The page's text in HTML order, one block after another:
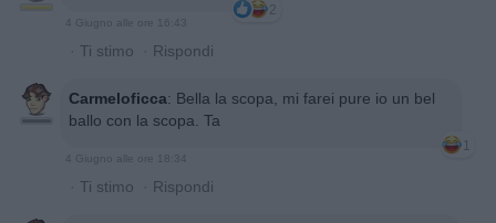
2
4 Giugno alle ore 16:43
· Ti stimo · Rispondi
Carmeloficca: Bella la scopa, mi farei pure io un bel
ballo con la scopa. Ta
1
4 Giugno alle ore 18:34
· Ti stimo · Rispondi